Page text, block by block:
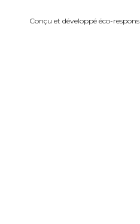
Conçu et développé éco-